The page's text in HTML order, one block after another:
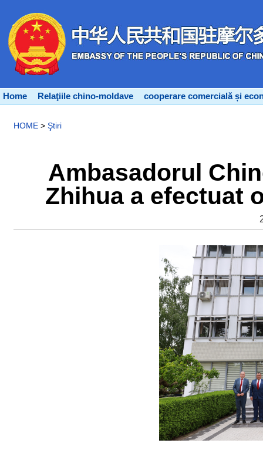
Home Relaţiile chino-moldave cooperare comercială și
HOME > Ştiri
Ambasadorul
Zhihua a efectuat